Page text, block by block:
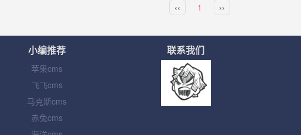
‹‹ 1 ››
小编推荐
苹果cms
飞飞cms
马克斯cms
赤兔cms
联系我们